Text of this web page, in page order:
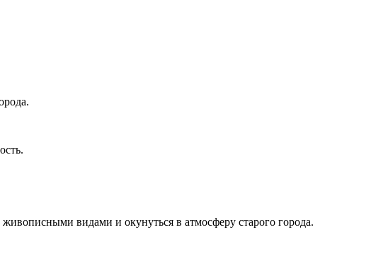
видами и окунуться в атмосферу старого города.